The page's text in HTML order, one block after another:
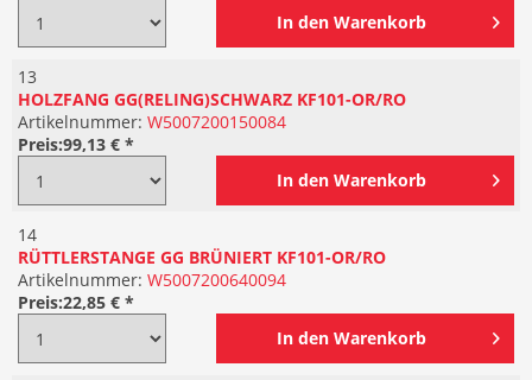
In den Warenkorb
13
HOLZFANG GG(RELING)SCHWARZ KF101-OR/RO
Artikelnummer: W5007200150084
Preis:99,13 € *
In den Warenkorb
14
RÜTTLERSTANGE GG BRÜNIERT KF101-OR/RO
Artikelnummer: W5007200640094
Preis:22,85 € *
In den Warenkorb